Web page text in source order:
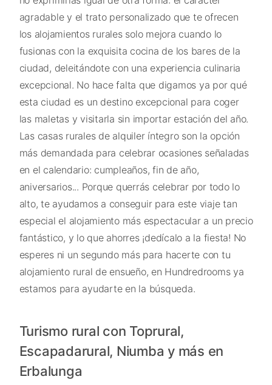
agradable y el trato personalizado que te ofrecen
los alojamientos rurales solo mejora cuando lo
fusionas con la exquisita cocina de los bares de la
ciudad, deleitándote con una experiencia culinaria
excepcional. No hace falta que digamos ya por qué
esta ciudad es un destino excepcional para coger
las maletas y visitarla sin importar estación del año.
Las casas rurales de alquiler íntegro son la opción
más demandada para celebrar ocasiones señaladas
en el calendario: cumpleaños, fin de año,
aniversarios... Porque querrás celebrar por todo lo
alto, te ayudamos a conseguir para este viaje tan
especial el alojamiento más espectacular a un precio
fantástico, y lo que ahorres ¡dedícalo a la fiesta! No
esperes ni un segundo más para hacerte con tu
alojamiento rural de ensueño, en Hundredrooms ya
estamos para ayudarte en la búsqueda.
Turismo rural con Toprural,
Escapadarural, Niumba y más en
Erbalunga